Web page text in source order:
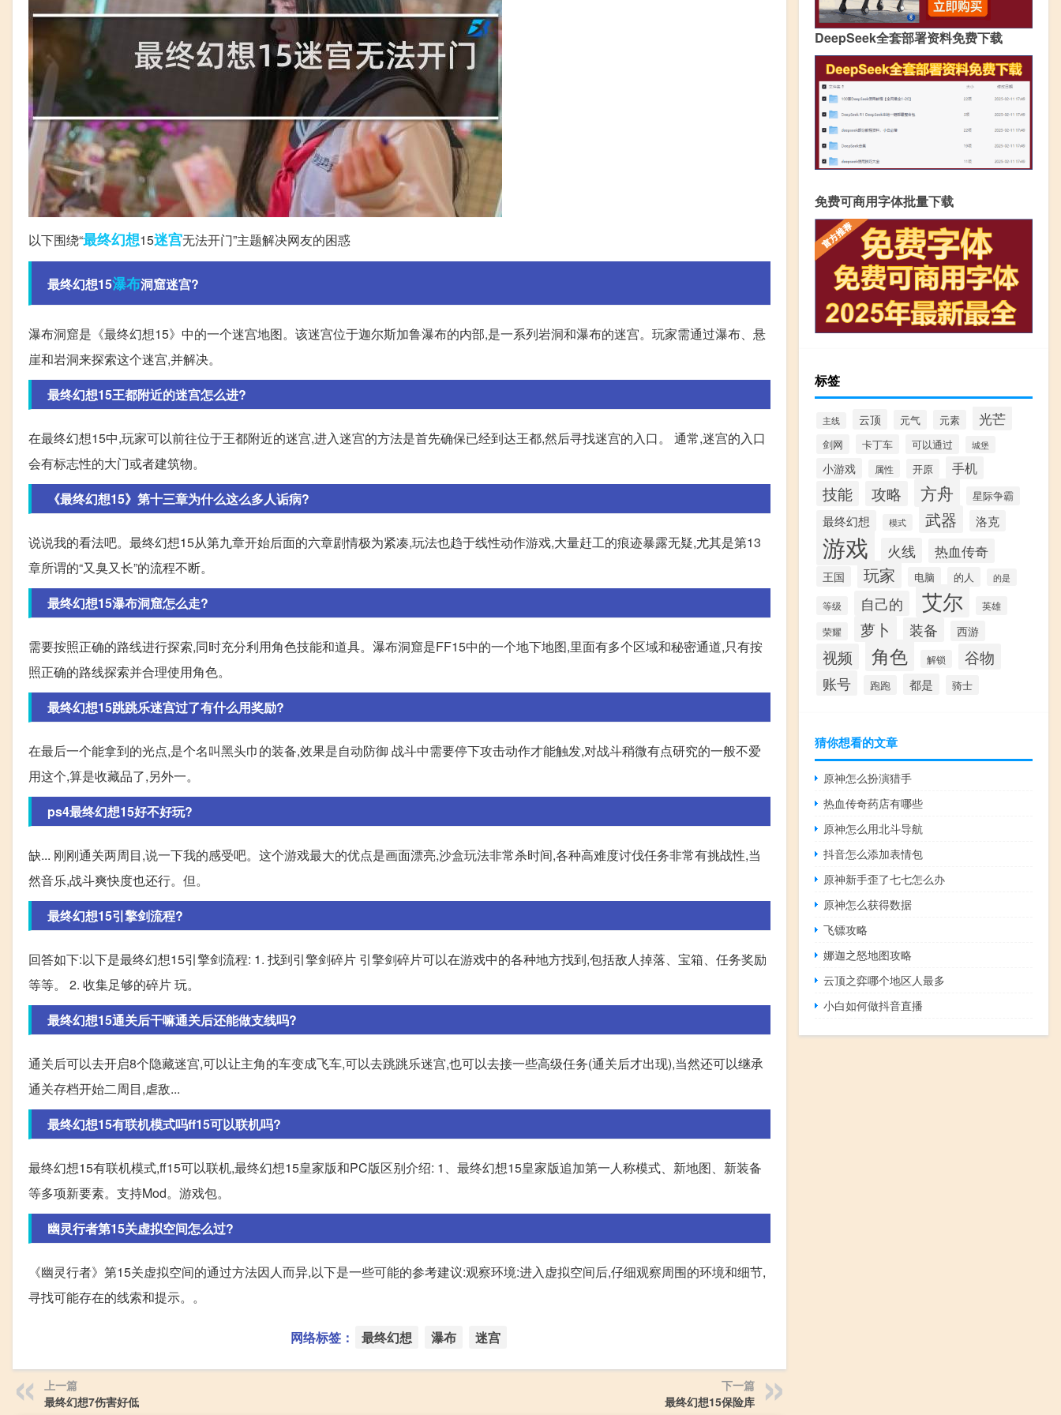
以下围绕“最终幻想15迷宫无法开门”主题解决网友的困惑
最终幻想15瀑布洞窟迷宫?
瀑布洞窟是《最终幻想15》中的一个迷宫地图。该迷宫位于迦尔斯加鲁瀑布的内部,是一系列岩洞和瀑布的迷宫。玩家需通过瀑布、悬
崖和岩洞来探索这个迷宫,并解决。
最终幻想15王都附近的迷宫怎么进?
在最终幻想15中,玩家可以前往位于王都附近的迷宫,进入迷宫的方法是首先确保已经到达王都,然后寻找迷宫的入口。 通常,迷宫的入口
会有标志性的大门或者建筑物。
《最终幻想15》第十三章为什么这么多人诟病?
说说我的看法吧。最终幻想15从第九章开始后面的六章剧情极为紧凑,玩法也趋于线性动作游戏,大量赶工的痕迹暴露无疑,尤其是第13
章所谓的“又臭又长”的流程不断。
最终幻想15瀑布洞窟怎么走?
需要按照正确的路线进行探索,同时充分利用角色技能和道具。瀑布洞窟是FF15中的一个地下地图,里面有多个区域和秘密通道,只有按
照正确的路线探索并合理使用角色。
最终幻想15跳跳乐迷宫过了有什么用奖励?
在最后一个能拿到的光点,是个名叫黑头巾的装备,效果是自动防御 战斗中需要停下攻击动作才能触发,对战斗稍微有点研究的一般不爱
用这个,算是收藏品了,另外一。
ps4最终幻想15好不好玩?
缺... 刚刚通关两周目,说一下我的感受吧。这个游戏最大的优点是画面漂亮,沙盒玩法非常杀时间,各种高难度讨伐任务非常有挑战性,当
然音乐,战斗爽快度也还行。但。
最终幻想15引擎剑流程?
回答如下:以下是最终幻想15引擎剑流程: 1. 找到引擎剑碎片 引擎剑碎片可以在游戏中的各种地方找到,包括敌人掉落、宝箱、任务奖励
等等。 2. 收集足够的碎片 玩。
最终幻想15通关后干嘛通关后还能做支线吗?
通关后可以去开启8个隐藏迷宫,可以让主角的车变成飞车,可以去跳跳乐迷宫,也可以去接一些高级任务(通关后才出现),当然还可以继承
通关存档开始二周目,虐敌...
最终幻想15有联机模式吗ff15可以联机吗?
最终幻想15有联机模式,ff15可以联机,最终幻想15皇家版和PC版区别介绍: 1、最终幻想15皇家版追加第一人称模式、新地图、新装备
等多项新要素。支持Mod。游戏包。
幽灵行者第15关虚拟空间怎么过?
《幽灵行者》第15关虚拟空间的通过方法因人而异,以下是一些可能的参考建议:观察环境:进入虚拟空间后,仔细观察周围的环境和细节,
寻找可能存在的线索和提示。。
网络标签： 最终幻想 瀑布 迷宫
上一篇
最终幻想7伤害好低
下一篇
最终幻想15保险库
DeepSeek全套部署资料免费下载
免费可商用字体批量下载
标签
主线 云顶 元气 元素 光芒
剑网 卡丁车 可以通过 城堡
小游戏 属性 开原 手机
技能 攻略 方舟 星际争霸
最终幻想 模式 武器 洛克
游戏 火线 热血传奇
王国 玩家 电脑 的人 的是
等级 自己的 艾尔 英雄
荣耀 萝卜 装备 西游
视频 角色 解锁 谷物
账号 跑跑 都是 骑士
猜你想看的文章
原神怎么扮演猎手
热血传奇药店有哪些
原神怎么用北斗导航
抖音怎么添加表情包
原神新手歪了七七怎么办
原神怎么获得数据
飞镖攻略
娜迦之怒地图攻略
云顶之弈哪个地区人最多
小白如何做抖音直播